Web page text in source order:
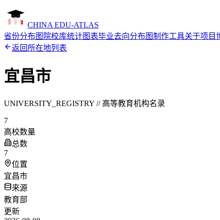
CHINA EDU-ATLAS
省份分布图 院校库统计图表毕业去向分布图制作工具关于项目
返回所在地列表
宜昌市
UNIVERSITY_REGISTRY // 高等教育机构名录
7
高校数量
总数
7
位置
宜昌市
来源
教育部
更新